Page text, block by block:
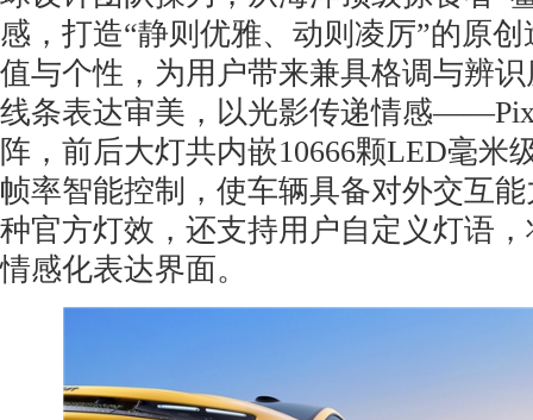
感，打造“静则优雅、动则凌厉”的原
值与个性，为用户带来兼具格调与辨
线条表达审美，以光影传递情感
阵，前后大灯共内嵌10666颗LED毫米
帧率智能控制，使车辆具备对外交互
种官方灯效，还支持用户自定义灯语
情感化表达界面。